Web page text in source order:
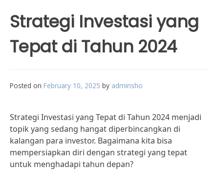
Strategi Investasi yang
Tepat di Tahun 2024
Posted on February 10, 2025 by adminsho
Strategi Investasi yang Tepat di Tahun 2024 menjadi
topik yang sedang hangat diperbincangkan di
kalangan para investor. Bagaimana kita bisa
mempersiapkan diri dengan strategi yang tepat
untuk menghadapi tahun depan?